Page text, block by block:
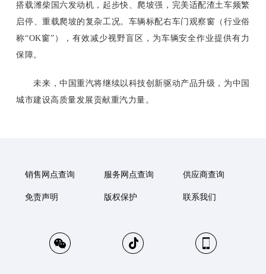
搭载潍柴国六发动机，起步快、爬坡强，完美适配渣土车频繁
启停、重载爬坡的复杂工况。车辆标配右车门观察窗（行业俗
称“OK窗”），有效减少视野盲区，为车辆安全作业提供有力
保障。
未来，中国重汽将继续以科技创新驱动产品升级，为中国
城市建设高质量发展贡献重汽力量。
销售网点查询 服务网点查询 供应商查询
免责声明 版权保护 联系我们